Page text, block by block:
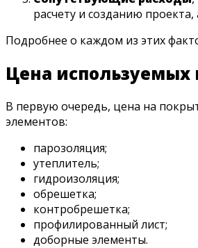
расчету и созданию
Подробнее о каждом из этих
Цена используемых
В первую очередь, цена на
элементов:
парозоляция;
утеплитель;
гидроизоляция;
обрешетка;
контробрешетка;
профилированный лист;
доборные элементы.